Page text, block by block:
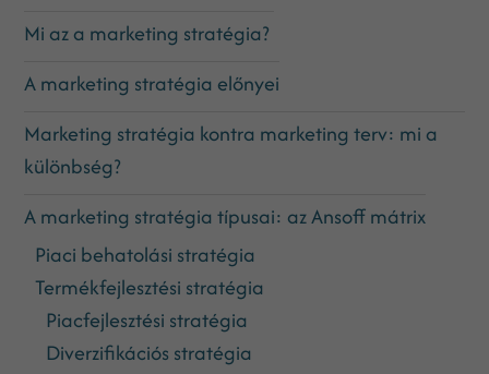
Mi az a marketing stratégia?
A marketing stratégia előnyei
Marketing stratégia kontra marketing terv: mi a
különbség?
A marketing stratégia típusai: az Ansoff mátrix
Piaci behatolási stratégia
Termékfejlesztési stratégia
Piacfejlesztési stratégia
Diverzifikációs stratégia